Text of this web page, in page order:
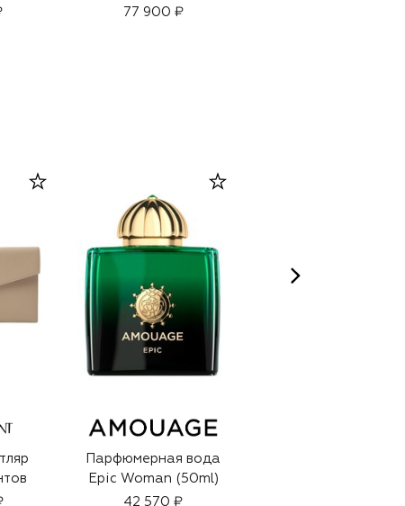
77 900 ₽
Парфюмерная вода
Epic Woman (50ml)
42 570 ₽